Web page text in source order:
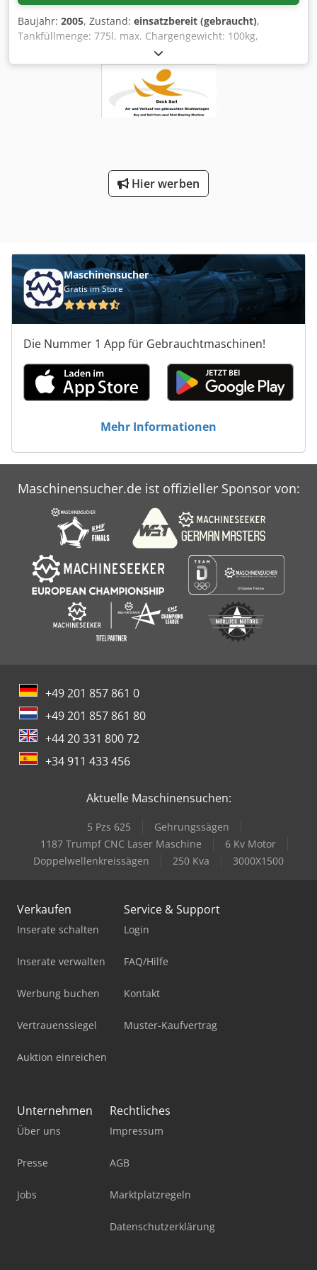
Außenrundschleifen und schmalen Stirnschleifen •
Planschleifeinrichtung, hydraulisch einschwenkbar, mit
automatischen Zyklen zum Schleifen von einer und
mehreren Planflächen sowie gestufte Planflächen
simultan. • Elektronische Programmsteuerung mit großem
Bedientableau mit Ampere-Meter für beide
Schleifspindeln • Riemen-Schleifspndel-Antrieb mit
Abrichteinrichtung für beide Schleifspindeln, großer
Futterschutz am Werkstückspindelstock. • HEIDENHAIN
Backen-Futter ca. 130 mm, Riemenscheiben, Spindel-
Hülsen, Schleifscheiben-Aufnahmen, Fußschalter, •
Separates Hydraulik-Aggregat, angebauter Schaltschrank,
Kühlmitteleinrichtung mit Magnet-Abscheider Zustand :
Gut bis sehr guter Zustand ! Für alle Schleifaufgaben
geeignet ! Bitte klicken Sie hier für ein Video der Maschine
: Lieferung : ab Lager, sofort möglich, FCA Metzingen
Zahlung : rein netto - nach Rechnungserhalt
Baujahr: 2005, Zustand: einsatzbereit (gebraucht),
Tankfüllmenge: 775l, max. Chargengewicht: 100kg,
Heizleistung: 26kW, max. Temperatur: 75°C,
Korbdimensionen X/Y/Z: 660mm/480mm/338mm,
Feinfiltration Tank 1/2: 100µm/50µm.
Maschinendimensionen X/Y/Z: ca.
1850mm/1400mm/1800mm, Gewicht: ca. 950kg. Die
Koaleszenzabscheideeinheit und Öllauffangbehälter.
Dokumentation vorhanden. Eine Besichtigung vor Ort ist
möglich. Dkedpfxjwr Dxhj Aqijr
Hier werben
Maschinensucher
Gratis im Store
Die Nummer 1 App für Gebrauchtmaschinen!
Mehr Informationen
Maschinensucher.de ist offizieller Sponsor von:
+49 201 857 861 0
+49 201 857 861 80
+44 20 331 800 72
+34 911 433 456
Aktuelle Maschinensuchen:
5 Pzs 625
Gehrungssägen
1187 Trumpf CNC Laser Maschine
6 Kv Motor
Doppelwellenkreissägen
250 Kva 3000X1500
Verkaufen
Inserate schalten
Inserate verwalten
Werbung buchen
Vertrauenssiegel
Auktion einreichen
Service & Support
Login
FAQ/Hilfe
Kontakt
Muster-Kaufvertrag
Unternehmen
Über uns
Presse
Jobs
Rechtliches
Impressum
AGB
Marktplatzregeln
Datenschutzerklärung